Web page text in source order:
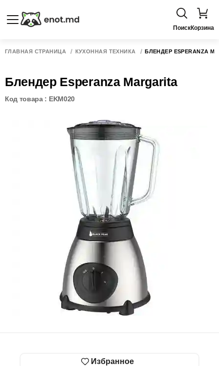
ПоискКорзина
ГЛАВНАЯ СТРАНИЦА КУХОННАЯ ТЕХНИКА БЛЕНДЕР ESPERANZA
Блендер Esperanza Margarita
Код товара : EKM020
Избранное